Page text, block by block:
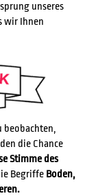
unseres
wir Ihnen
beobachten,
die Chance
Stimme des
Begriffe Boden,